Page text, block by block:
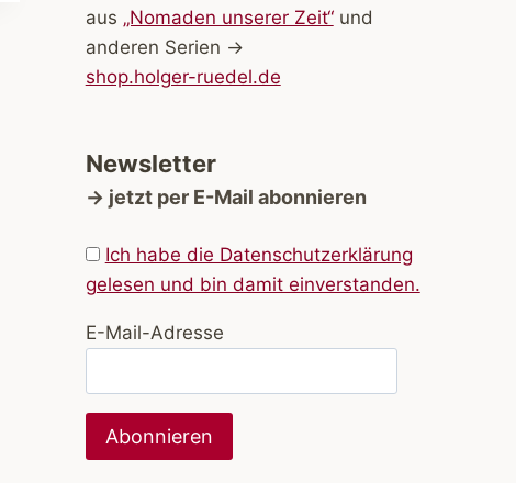
aus „Nomaden unserer Zeit“und
anderen Serien →
shop.holger-ruedel.de
Newsletter
→ jetzt per E-Mail abonnieren
Ich habe die Datenschutzerklärung
gelesen und bin damit einverstanden.
E-Mail-Adresse